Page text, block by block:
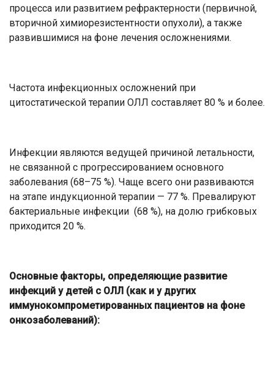
процесса или развитием рефрактерности (первичной,
вторичной химиорезистентности опухоли), а также
развившимися на фоне лечения осложнениями.
Частота инфекционных осложнений при
цитостатической терапии ОЛЛ составляет 80 % и более.
Инфекции являются ведущей причиной летальности,
не связанной с прогрессированием основного
заболевания (68–75 %). Чаще всего они развиваются
на этапе индукционной терапии — 77 %. Превалируют
бактериальные инфекции (68 %), на долю грибковых
приходится 20 %.
Основные факторы, определяющие развитие
инфекций у детей с ОЛЛ (как и у других
иммунокомпрометированных пациентов на фоне
онкозаболеваний):